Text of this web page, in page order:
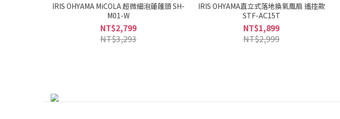
IRIS OHYAMA MiCOLA 超微細泡蓮蓬頭 SH-
M01-W
NT$2,799
NT$3,293
IRIS OHYAMA直立式落地換氣風扇 遙控款
STF-AC15T
NT$1,899
NT$2,999